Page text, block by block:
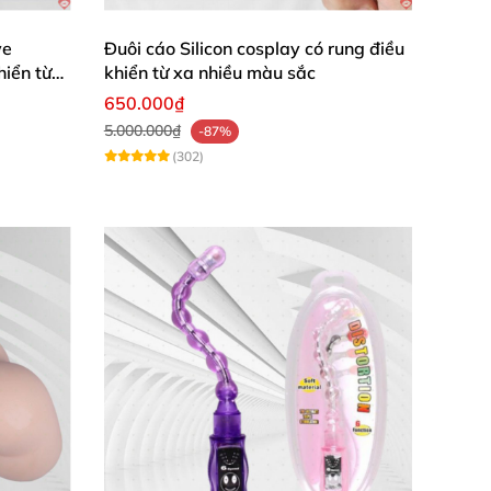
tính
mà bất kỳ cặp đôi nào muốn tìm
đầu
sẽ giúp cho “cuộc yêu” cả hai thêm
trong và tận hưởng cực khoái.
khô bằng khăn mềm.
từ
Đuôi cáo Silicon cosplay có rung điều
khiển từ xa nhiều màu sắc
650.000₫
5.000.000₫
-87%
(302)